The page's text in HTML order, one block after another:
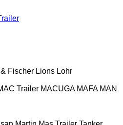
Fischer Lions Lohr
Trailer MACUGA MAFA MAN